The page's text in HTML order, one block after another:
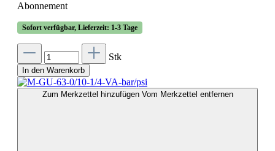
Abonnement
Sofort verfügbar, Lieferzeit: 1-3 Tage
Stk
In den Warenkorb
Zum Merkzettel hinzufügen Vom Merkzettel entfernen